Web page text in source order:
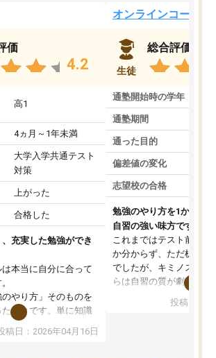
価
4.2
高1
4ヵ月～1年未満
大学入学共通テスト
対策
上がった
合格した
充実した勉強ができ
本当に自分に合って
やり方」そのものを
ことです。単に知識
はなく、自学自習の習
う並走してくれるの
稿日：2026年04月16日
オンラインコース
生徒
総合評価
通塾開始時の学年
通塾期間
通った目的
偏差値の変化
志望校の合格
勉強のやり方を1から教
自習の強い味方です。
これまではテスト前に何
か分からず、ただ机に座
でしたが、キミノスクー
らは自習の質が劇的に変
を明確にしてくれるの
投稿日：